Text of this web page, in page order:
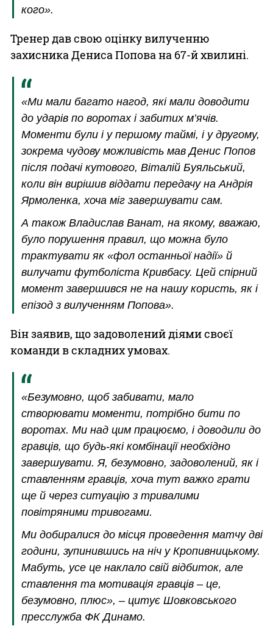
кого».
Тренер дав свою оцінку вилученню
захисника Дениса Попова на 67-й хвилині.
«Ми мали багато нагод, які мали доводити
до ударів по воротах і забитих м’ячів.
Моменти були і у першому таймі, і у другому,
зокрема чудову можливість мав Денис Попов
після подачі кутового, Віталій Буяльський,
коли він вирішив віддати передачу на Андрія
Ярмоленка, хоча міг завершувати сам.
А також Владислав Ванат, на якому, вважаю,
було порушення правил, що можна було
трактувати як «фол останньої надії» й
вилучати футболіста Кривбасу. Цей спірний
момент завершився не на нашу користь, як і
епізод з вилученням Попова».
Він заявив, що задоволений діями своєї
команди в складних умовах.
«Безумовно, щоб забивати, мало
створювати моменти, потрібно бити по
воротах. Ми над цим працюємо, і доводили до
гравців, що будь-які комбінації необхідно
завершувати. Я, безумовно, задоволений, як і
ставленням гравців, хоча тут важко грати
ще й через ситуацію з тривалими
повітряними тривогами.
Ми добиралися до місця проведення матчу дві
години, зупинившись на ніч у Кропивницькому.
Мабуть, усе це наклало свій відбиток, але
ставлення та мотивація гравців – це,
безумовно, плюс», – цитує Шовковського
пресслужба ФК Динамо.